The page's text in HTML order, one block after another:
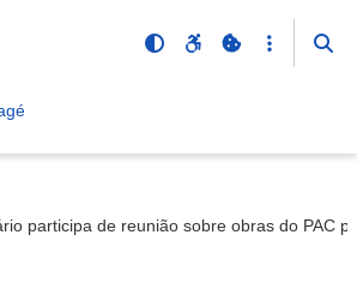
participa de reunião sobre obras do PAC